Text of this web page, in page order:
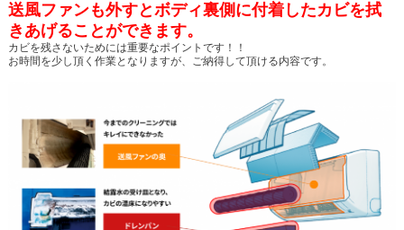
送風ファンも外すとボディ裏側に付着したカビを拭
きあげることができます。
カビを残さないためには重要なポイントです！！
お時間を少し頂く作業となりますが、ご納得して頂ける内容です。